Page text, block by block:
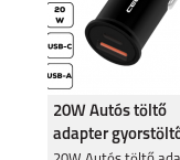
GOOGLE PIXEL 8A
20W Autós töltő
adapter